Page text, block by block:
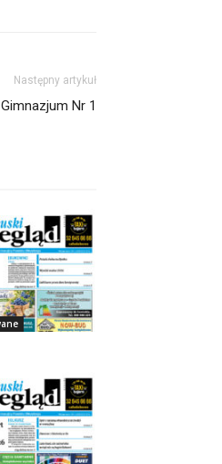
Następny artykuł
Nr 1